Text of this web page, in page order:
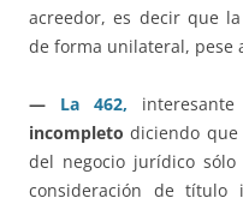
acreedor, es decir que
de forma unilateral, pese
— La 462,
incompleto diciendo
del negocio jurídico
consideración de